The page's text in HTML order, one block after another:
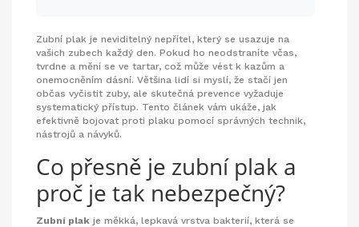
Zubní plak je neviditelný nepřítel, který se usazuje na
vašich zubech každý den. Pokud ho neodstraníte včas,
tvrdne a mění se ve tartar, což může vést k kazům a
onemocněním dásní. Většina lidí si myslí, že stačí jen
občas vyčistit zuby, ale skutečná prevence vyžaduje
systematický přístup. Tento článek vám ukáže, jak
efektivně bojovat proti plaku pomocí správných technik,
nástrojů a návyků.
Co přesně je zubní plak a
proč je tak nebezpečný?
Zubní plak je měkká, lepkavá vrstva bakterií, která se